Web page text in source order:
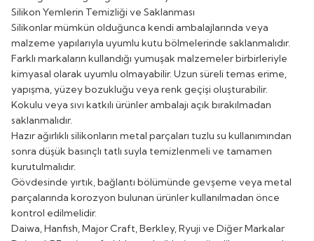
Silikon Yemlerin Temizliği ve Saklanması
Silikonlar mümkün olduğunca kendi ambalajlarında veya
malzeme yapılarıyla uyumlu kutu bölmelerinde saklanmalıdır.
Farklı markaların kullandığı yumuşak malzemeler birbirleriyle
kimyasal olarak uyumlu olmayabilir. Uzun süreli temas erime,
yapışma, yüzey bozukluğu veya renk geçişi oluşturabilir.
Kokulu veya sıvı katkılı ürünler ambalajı açık bırakılmadan
saklanmalıdır.
Hazır ağırlıklı silikonların metal parçaları tuzlu su kullanımından
sonra düşük basınçlı tatlı suyla temizlenmeli ve tamamen
kurutulmalıdır.
Gövdesinde yırtık, bağlantı bölümünde gevşeme veya metal
parçalarında korozyon bulunan ürünler kullanılmadan önce
kontrol edilmelidir.
Daiwa, Hanfish, Major Craft, Berkley, Ryuji ve Diğer Markalar